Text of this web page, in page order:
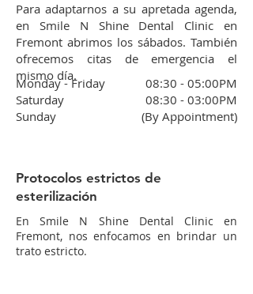
Para adaptarnos a su apretada agenda,
en Smile N Shine Dental Clinic en
Fremont abrimos los sábados. También
ofrecemos citas de emergencia el
mismo día.
Monday - Friday ​
Saturday
Sunday​
08:30 - 05:00PM
08:30 - 03:00PM​​​
(By Appointment)
Protocolos estrictos de
esterilización
En Smile N Shine Dental Clinic en
Fremont, nos enfocamos en brindar un
trato estricto.